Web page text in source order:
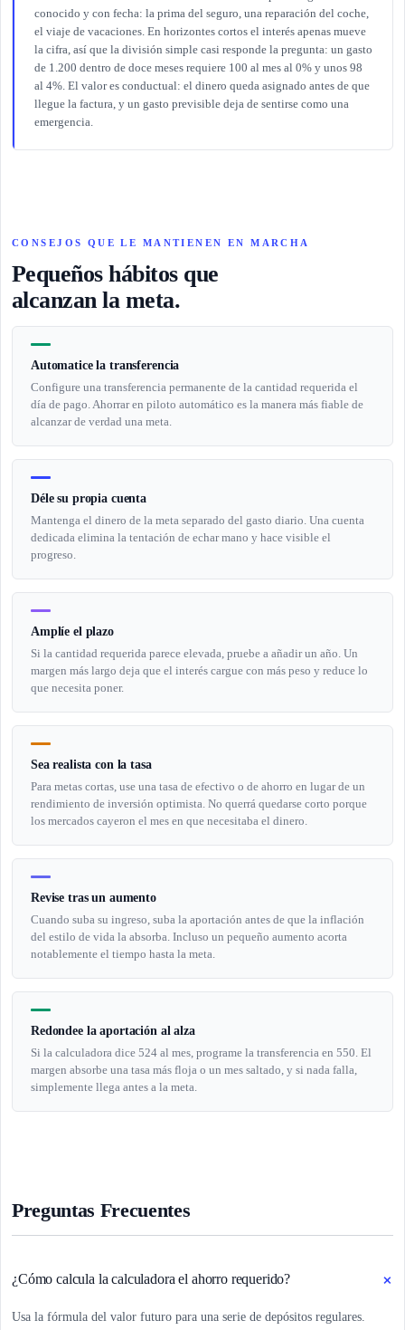
conocido y con fecha: la prima del seguro, una reparación del coche,
el viaje de vacaciones. En horizontes cortos el interés apenas mueve
la cifra, así que la división simple casi responde la pregunta: un gasto
de 1.200 dentro de doce meses requiere 100 al mes al 0% y unos 98
al 4%. El valor es conductual: el dinero queda asignado antes de que
llegue la factura, y un gasto previsible deja de sentirse como una
emergencia.
CONSEJOS QUE LE MANTIENEN EN MARCHA
Pequeños hábitos que
alcanzan la meta.
Automatice la transferencia
Configure una transferencia permanente de la cantidad requerida el
día de pago. Ahorrar en piloto automático es la manera más fiable de
alcanzar de verdad una meta.
Déle su propia cuenta
Mantenga el dinero de la meta separado del gasto diario. Una cuenta
dedicada elimina la tentación de echar mano y hace visible el
progreso.
Amplíe el plazo
Si la cantidad requerida parece elevada, pruebe a añadir un año. Un
margen más largo deja que el interés cargue con más peso y reduce lo
que necesita poner.
Sea realista con la tasa
Para metas cortas, use una tasa de efectivo o de ahorro en lugar de un
rendimiento de inversión optimista. No querrá quedarse corto porque
los mercados cayeron el mes en que necesitaba el dinero.
Revise tras un aumento
Cuando suba su ingreso, suba la aportación antes de que la inflación
del estilo de vida la absorba. Incluso un pequeño aumento acorta
notablemente el tiempo hasta la meta.
Redondee la aportación al alza
Si la calculadora dice 524 al mes, programe la transferencia en 550. El
margen absorbe una tasa más floja o un mes saltado, y si nada falla,
simplemente llega antes a la meta.
Preguntas Frecuentes
¿Cómo calcula la calculadora el ahorro requerido? +
Usa la fórmula del valor futuro para una serie de depósitos regulares.